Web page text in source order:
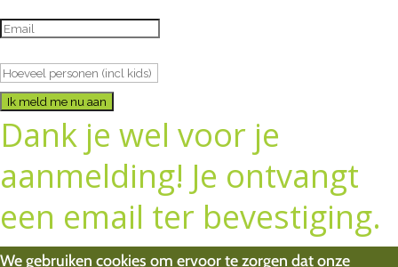
Ik meld me nu aan
Dank je wel voor je
aanmelding! Je ontvangt
een email ter bevestiging.
We gebruiken cookies om ervoor te zorgen dat onze